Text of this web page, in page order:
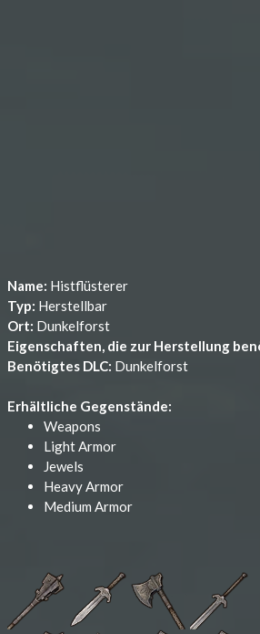
Name: Histflüsterer
Typ: Herstellbar
Ort: Dunkelforst
Eigenschaften, die zur Herstellung
Benötigtes DLC: Dunkelforst
Erhältliche Gegenstände:
Weapons
Light Armor
Jewels
Heavy Armor
Medium Armor